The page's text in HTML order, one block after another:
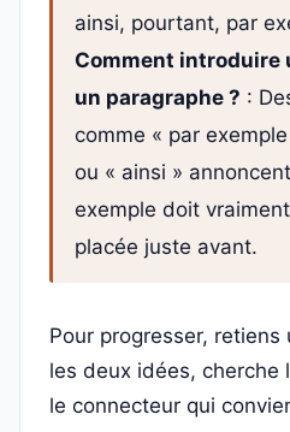
ainsi, pourtant, par
Comment introduire
un paragraphe ? :
comme « par
ou « ainsi »
exemple doit
placée juste avant.
Pour progresser,
les deux idées, cherche
le connecteur qui